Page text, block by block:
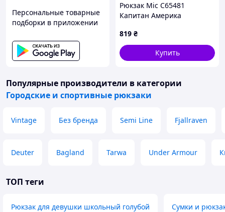
Персональные товарные
подборки в приложении
Рюкзак Mic C65481
Капитан Америка
819 ₴
Купить
Популярные производители в категории
Городские и спортивные рюкзаки
Vintage Без бренда Semi Line Fjallraven
Deuter Bagland Tarwa Under Armour
ТОП теги
Рюкзак для девушки школьный голубой Сумки и